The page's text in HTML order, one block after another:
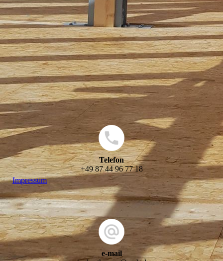
Telefon
+49 87 44 96 77 18
Impressum
e-mail